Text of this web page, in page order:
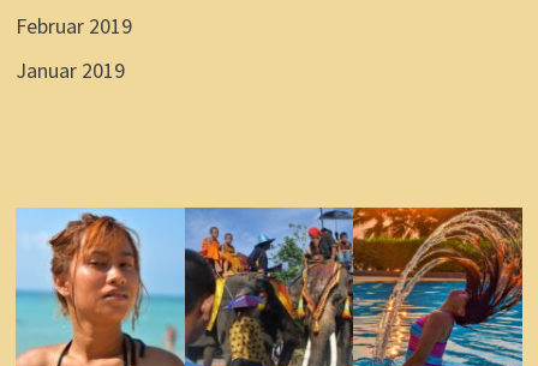
Februar 2019
Januar 2019